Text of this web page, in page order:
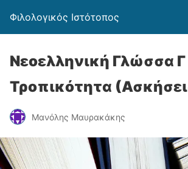
Φιλολογικός Ιστότοπος
Νεοελληνική Γλώσσα
Τροπικότητα
Μανόλης Μαυρακάκης